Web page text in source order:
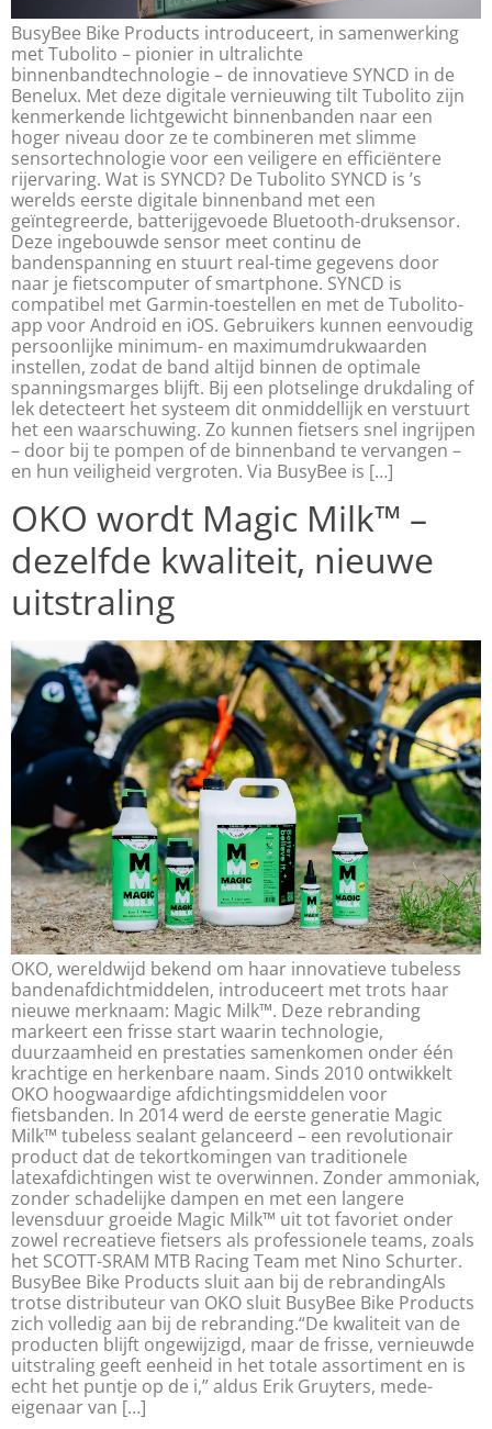
BusyBee Bike Products introduceert, in samenwerking
met Tubolito – pionier in ultralichte
binnenbandtechnologie – de innovatieve SYNCD in de
Benelux. Met deze digitale vernieuwing tilt Tubolito zijn
kenmerkende lichtgewicht binnenbanden naar een
hoger niveau door ze te combineren met slimme
sensortechnologie voor een veiligere en efficiëntere
rijervaring. Wat is SYNCD? De Tubolito SYNCD is ’s
werelds eerste digitale binnenband met een
geïntegreerde, batterijgevoede Bluetooth-druksensor.
Deze ingebouwde sensor meet continu de
bandenspanning en stuurt real-time gegevens door
naar je fietscomputer of smartphone. SYNCD is
compatibel met Garmin-toestellen en met de Tubolito-
app voor Android en iOS. Gebruikers kunnen eenvoudig
persoonlijke minimum- en maximumdrukwaarden
instellen, zodat de band altijd binnen de optimale
spanningsmarges blijft. Bij een plotselinge drukdaling of
lek detecteert het systeem dit onmiddellijk en verstuurt
het een waarschuwing. Zo kunnen fietsers snel ingrijpen
– door bij te pompen of de binnenband te vervangen –
en hun veiligheid vergroten. Via BusyBee is […]
OKO wordt Magic Milk™ –
dezelfde kwaliteit, nieuwe
uitstraling
OKO, wereldwijd bekend om haar innovatieve tubeless
bandenafdichtmiddelen, introduceert met trots haar
nieuwe merknaam: Magic Milk™. Deze rebranding
markeert een frisse start waarin technologie,
duurzaamheid en prestaties samenkomen onder één
krachtige en herkenbare naam. Sinds 2010 ontwikkelt
OKO hoogwaardige afdichtingsmiddelen voor
fietsbanden. In 2014 werd de eerste generatie Magic
Milk™ tubeless sealant gelanceerd – een revolutionair
product dat de tekortkomingen van traditionele
latexafdichtingen wist te overwinnen. Zonder ammoniak,
zonder schadelijke dampen en met een langere
levensduur groeide Magic Milk™ uit tot favoriet onder
zowel recreatieve fietsers als professionele teams, zoals
het SCOTT-SRAM MTB Racing Team met Nino Schurter.
BusyBee Bike Products sluit aan bij de rebrandingAls
trotse distributeur van OKO sluit BusyBee Bike Products
zich volledig aan bij de rebranding.“De kwaliteit van de
producten blijft ongewijzigd, maar de frisse, vernieuwde
uitstraling geeft eenheid in het totale assortiment en is
echt het puntje op de i,” aldus Erik Gruyters, mede-
eigenaar van […]